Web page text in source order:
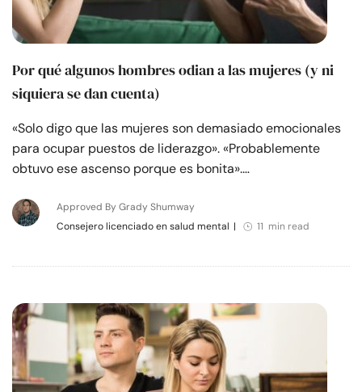
Por qué algunos hombres odian a las mujeres (y ni
siquiera se dan cuenta)
«Solo digo que las mujeres son demasiado emocionales
para ocupar puestos de liderazgo». «Probablemente
obtuvo ese ascenso porque es bonita».…
Approved By Grady Shumway
Consejero licenciado en salud mental | 11 min read